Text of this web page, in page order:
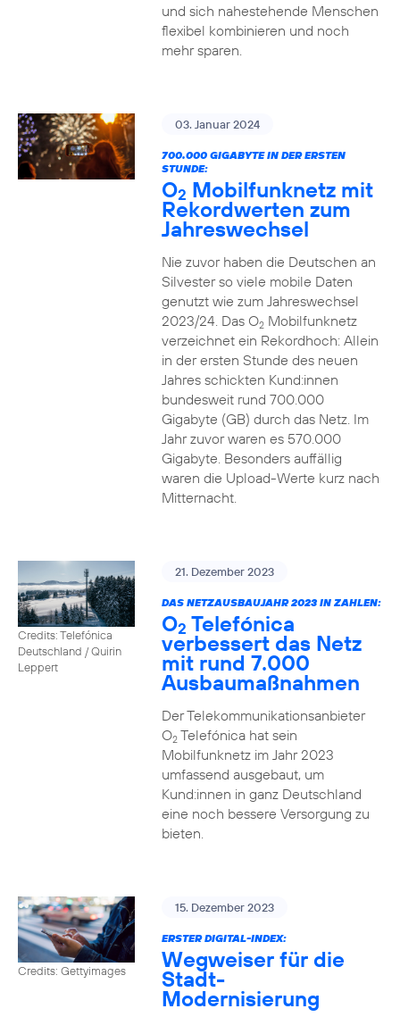
und sich nahestehende Menschen
flexibel kombinieren und noch
mehr sparen.
03. Januar 2024
700.000 GIGABYTE IN DER ERSTEN
STUNDE:
O2 Mobilfunknetz mit
Rekordwerten zum
Jahreswechsel
Nie zuvor haben die Deutschen an
Silvester so viele mobile Daten
genutzt wie zum Jahreswechsel
2023/24. Das O2Mobilfunknetz
verzeichnet ein Rekordhoch: Allein
in der ersten Stunde des neuen
Jahres schickten Kund:innen
bundesweit rund 700.000
Gigabyte (GB) durch das Netz. Im
Jahr zuvor waren es 570.000
Gigabyte. Besonders auffällig
waren die Upload-Werte kurz nach
Mitternacht.
Credits: Telefónica
Deutschland / Quirin
Leppert
21. Dezember 2023
DAS NETZAUSBAUJAHR 2023 IN ZAHLEN:
O2 Telefónica
verbessert das Netz
mit rund 7.000
Ausbaumaßnahmen
Der Telekommunikationsanbieter
O2Telefónica hat sein
Mobilfunknetz im Jahr 2023
umfassend ausgebaut, um
Kund:innen in ganz Deutschland
eine noch bessere Versorgung zu
bieten.
Credits: Gettyimages
15. Dezember 2023
ERSTER DIGITAL-INDEX:
Wegweiser für die
Stadt-
Modernisierung